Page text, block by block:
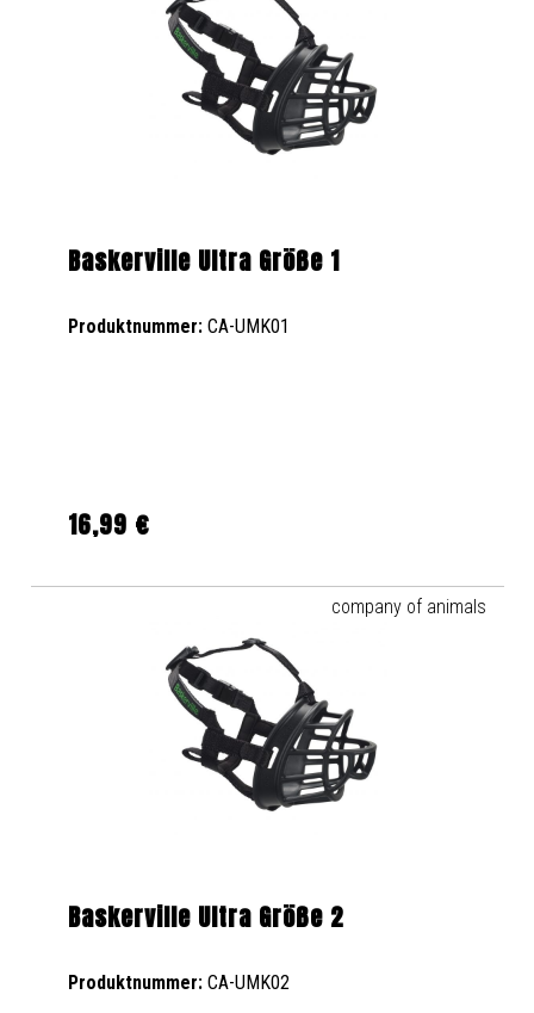
Baskerville Ultra Größe 1
Produktnummer: CA-UMK01
Regulärer Preis:
16,99 €
Baskerville Ultra Größe 2
Produktnummer: CA-UMK02
company of animals